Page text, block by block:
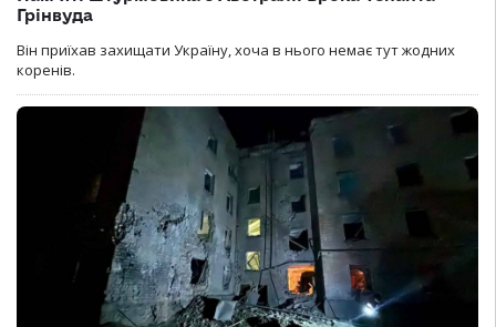
Грінвуда
Він приїхав захищати Україну, хоча в нього немає тут жодних
коренів.